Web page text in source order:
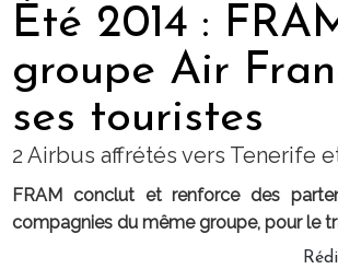
Été 2014 :
groupe Air
ses touristes
2 Airbus affrétés vers Tenerife
FRAM conclut et renforce des
compagnies du même groupe, pour le